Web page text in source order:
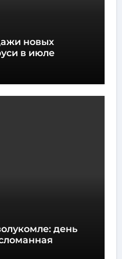
новых
в июле
день